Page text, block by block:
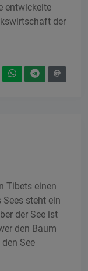
entwickelte
der
Tibets einen
Sees steht ein
der See ist
den Baum
See